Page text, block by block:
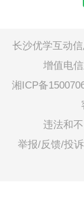
长沙优学互动
增值电
湘ICP备
违法和
举报/反馈/投